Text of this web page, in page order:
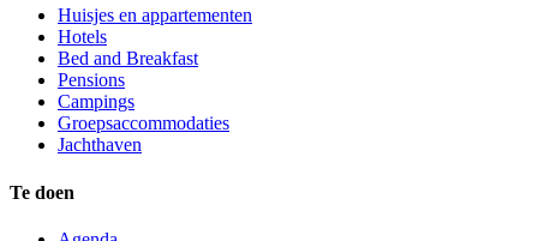
Huisjes en appartementen
Hotels
Bed and Breakfast
Pensions
Campings
Groepsaccommodaties
Jachthaven
Te doen